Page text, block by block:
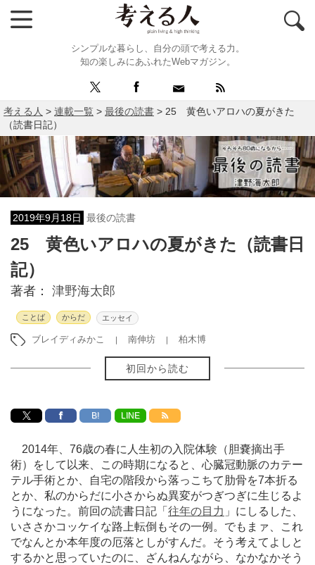
シンプルな暮らし、自分の頭で考える力。
知の楽しみにあふれたWebマガジン。
考える人 > 連載一覧 > 最後の読書 > 25 黄色いアロハの夏がきた
（読書日記）
2019年9月18日 最後の読書
25 黄色いアロハの夏がきた（読書日
記）
著者： 津野海太郎
ことば からだ エッセイ
ブレイディみかこ 南伸坊 柏木博
初回から読む
B! LINE
2014年、76歳の春に人生初の入院体験（胆嚢摘出手
術）をして以来、この時期になると、心臓冠動脈のカテー
テル手術とか、自宅の階段から落っこちて肋骨を7本折る
とか、私のからだに小さからぬ異変がつぎつぎに生じるよ
うになった。前回の読書日記「 往年の目力 」にしるした、
いささかコッケイな路上転倒もその一例。でもまァ、これ
でなんとか本年度の厄落としがすんだ。そう考えてよしと
するかと思っていたのに、ざんねんながら、なかなかそう